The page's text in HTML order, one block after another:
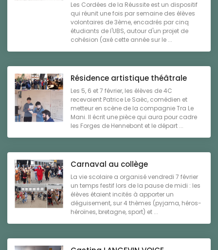
Les Cordées de la Réussite est un dispositif
qui réunit une fois par semaine des élèves
volontaires de 3ème, encadrés par cinq
étudiants de l'UBS, autour d'un projet de
cohésion (axé cette année sur le ...
Résidence artistique théâtrale
Les 5, 6 et 7 février, les élèves de 4C
recevaient Patrice Le Saëc, comédien et
metteur en scène de la compagnie Tra Le
Mani. Il écrit une pièce qui aura pour cadre
les Forges de Hennebont et le départ ...
Carnaval au collège
La vie scolaire a organisé vendredi 7 février
un temps festif lors de la pause de midi : les
élèves étaient incités à apporter un
déguisement, sur 4 thèmes (pyjama, héros-
héroïnes, bretagne, sport) et ...